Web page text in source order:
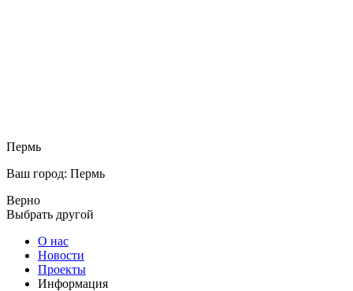
Пермь
Ваш город: Пермь
Верно
Выбрать другой
О нас
Новости
Проекты
Информация